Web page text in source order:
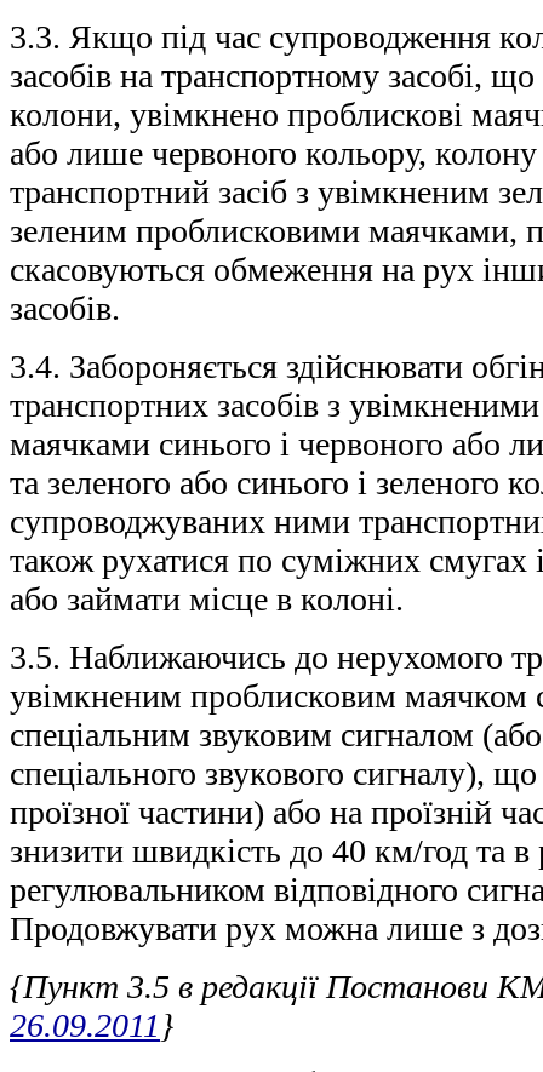
3.3. Якщо під час супроводження
засобів на транспортному засобі,
колони, увімкнено проблискові
або лише червоного кольору,
транспортний засіб з увімкненим
зеленим проблисковими маячками,
скасовуються обмеження на рух
засобів.
3.4. Забороняється здійснювати
транспортних засобів з
маячками синього і червоного або
та зеленого або синього і зеленого
супроводжуваних ними
також рухатися по суміжних смугах
або займати місце в колоні.
3.5. Наближаючись до нерухомого
увімкненим проблисковим маячком
спеціальним звуковим сигналом
спеціального звукового сигналу), що
проїзної частини) або на проїзній
знизити швидкість до 40 км/год та в
регулювальником відповідного
Продовжувати рух можна лише з
{Пункт 3.5 в редакції Постанови
26.09.2011 }